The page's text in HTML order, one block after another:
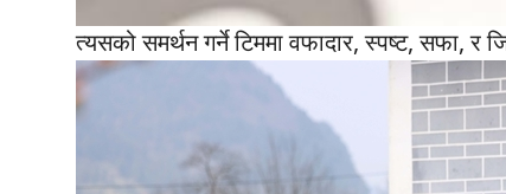
त्यसको समर्थन गर्ने टिममा वफादार, स्पष्ट, सफा, र